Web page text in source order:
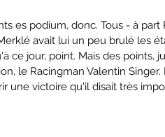
es podium, donc. Tous - à
avait lui un peu brulé les
ce jour, point. Mais des points,
le Racingman Valentin
une victoire qu'il disait très